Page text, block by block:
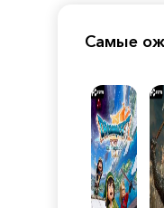
Самые